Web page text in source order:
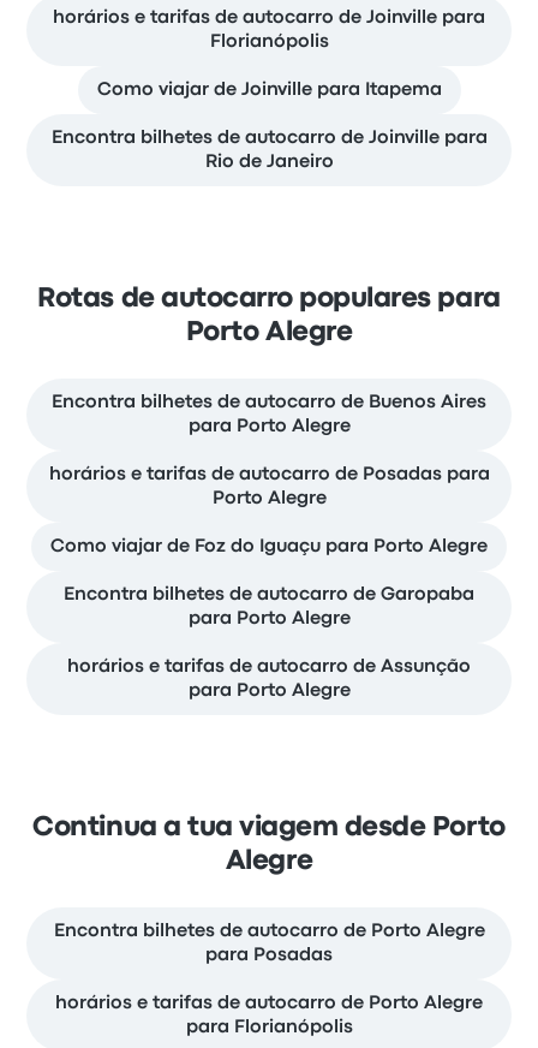
horários e tarifas de autocarro de Joinville para
Florianópolis
Como viajar de Joinville para Itapema
Encontra bilhetes de autocarro de Joinville para
Rio de Janeiro
Rotas de autocarro populares para
Porto Alegre
Encontra bilhetes de autocarro de Buenos Aires
para Porto Alegre
horários e tarifas de autocarro de Posadas para
Porto Alegre
Como viajar de Foz do Iguaçu para Porto Alegre
Encontra bilhetes de autocarro de Garopaba
para Porto Alegre
horários e tarifas de autocarro de Assunção
para Porto Alegre
Continua a tua viagem desde Porto
Alegre
Encontra bilhetes de autocarro de Porto Alegre
para Posadas
horários e tarifas de autocarro de Porto Alegre
para Florianópolis